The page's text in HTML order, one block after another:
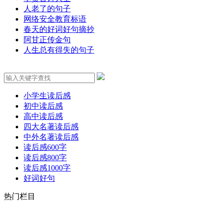
人老了的句子
网络安全教育标语
春天的好词好句摘抄
阿甘正传金句
人生总有得失的句子
小学生读后感
初中读后感
高中读后感
四大名著读后感
中外名著读后感
读后感600字
读后感800字
读后感1000字
好词好句
热门栏目